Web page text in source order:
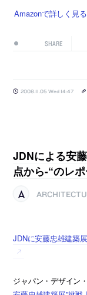
Amazonで詳しく見る
SHARE
2008.11.05 Wed 14:47
JDNによる安
点から-“のレ
JDNに安藤忠雄建築
ジャパン・デザイン